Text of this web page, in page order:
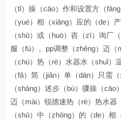
（tǐ）操（cāo）作和设置方（
（yuè）相（xiāng）应的（de）
（shū）或（huò）咨（zī）询厂
服（fú）。pp调整（zhěng）迈
（chú）热（rè）水器水（shuǐ）
（fǎ）简（jiǎn）单（dān）只需
（shàng）述步（bù）骤操（
迈（mài）锐德速热（rè）热水器
（shū）中（zhōng）的（de）